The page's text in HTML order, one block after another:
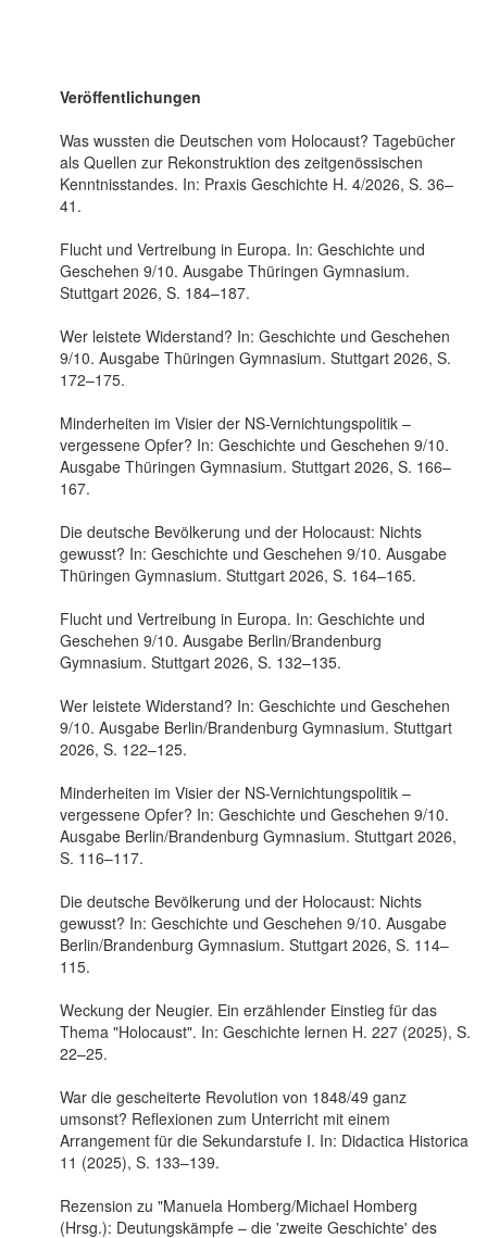
Veröffentlichungen
Was wussten die Deutschen vom Holocaust? Tagebücher
als Quellen zur Rekonstruktion des zeitgenössischen
Kenntnisstandes. In: Praxis Geschichte H. 4/2026, S. 36–
41.
Flucht und Vertreibung in Europa. In: Geschichte und
Geschehen 9/10. Ausgabe Thüringen Gymnasium.
Stuttgart 2026, S. 184–187.
Wer leistete Widerstand? In: Geschichte und Geschehen
9/10. Ausgabe Thüringen Gymnasium. Stuttgart 2026, S.
172–175.
Minderheiten im Visier der NS-Vernichtungspolitik –
vergessene Opfer? In: Geschichte und Geschehen 9/10.
Ausgabe Thüringen Gymnasium. Stuttgart 2026, S. 166–
167.
Die deutsche Bevölkerung und der Holocaust: Nichts
gewusst? In: Geschichte und Geschehen 9/10. Ausgabe
Thüringen Gymnasium. Stuttgart 2026, S. 164–165.
Flucht und Vertreibung in Europa. In: Geschichte und
Geschehen 9/10. Ausgabe Berlin/Brandenburg
Gymnasium. Stuttgart 2026, S. 132–135.
Wer leistete Widerstand? In: Geschichte und Geschehen
9/10. Ausgabe Berlin/Brandenburg Gymnasium. Stuttgart
2026, S. 122–125.
Minderheiten im Visier der NS-Vernichtungspolitik –
vergessene Opfer? In: Geschichte und Geschehen 9/10.
Ausgabe Berlin/Brandenburg Gymnasium. Stuttgart 2026,
S. 116–117.
Die deutsche Bevölkerung und der Holocaust: Nichts
gewusst? In: Geschichte und Geschehen 9/10. Ausgabe
Berlin/Brandenburg Gymnasium. Stuttgart 2026, S. 114–
115.
Weckung der Neugier. Ein erzählender Einstieg für das
Thema "Holocaust". In: Geschichte lernen H. 227 (2025), S.
22–25.
War die gescheiterte Revolution von 1848/49 ganz
umsonst? Reflexionen zum Unterricht mit einem
Arrangement für die Sekundarstufe I. In: Didactica Historica
11 (2025), S. 133–139.
Rezension zu "Manuela Homberg/Michael Homberg
(Hrsg.): Deutungskämpfe – die 'zweite Geschichte' des